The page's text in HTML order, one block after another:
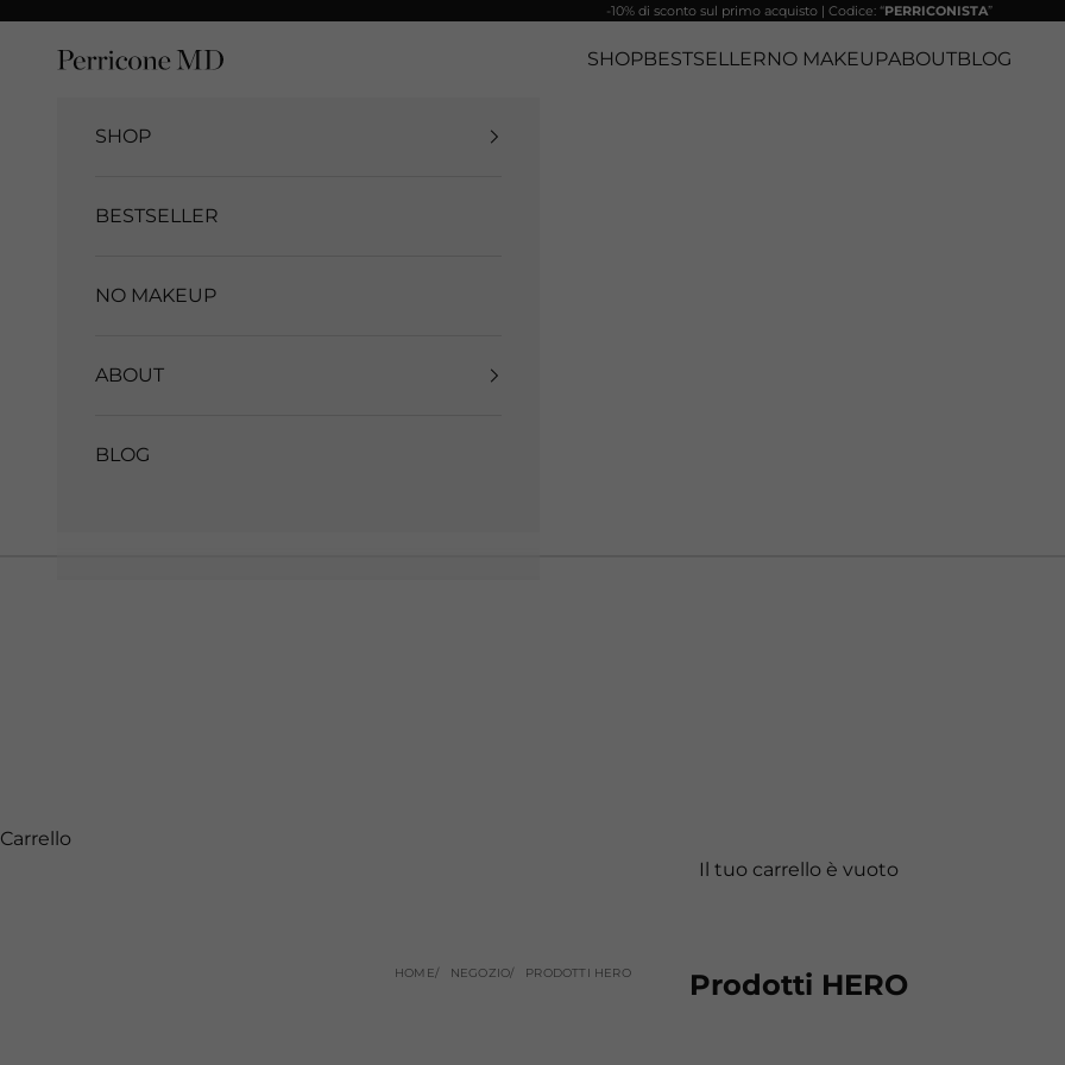
-10% di sconto sul primo acquisto | Codice: “PERRICONISTA”
Perriconemd Italia SHOPBESTSELLERNO MAKEUPABOUTBLOG
SHOP
BESTSELLER
NO MAKEUP
ABOUT
BLOG
Carrello
Il tuo carrello è vuoto
HOME NEGOZIO PRODOTTI HERO Prodotti HERO